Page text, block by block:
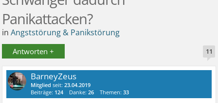
Panikattacken?
inAngststörung & Panikstörung
Antworten + 11
BarneyZeus
Mitglied seit:23.04.2019
Beiträge: 124 Danke:26 Themen:33